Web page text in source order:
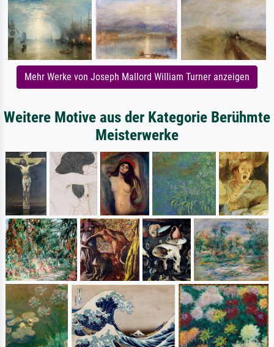
Mehr Werke von Joseph Mallord William Turner anzeigen
Weitere Motive aus der Kategorie Berühmte
Meisterwerke